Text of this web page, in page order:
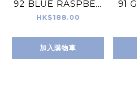
92 BLUE RASPBER
RY 天然無毒Gel甲油
HK$188.00
加入購物車
91